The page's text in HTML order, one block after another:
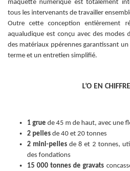
maquette numérique est totalement
tous les intervenants de travailler
Outre cette conception entièrement
aqualudique est conçu avec des modes
des matériaux ppérennes garantissant
terme et un entretien simplifié.
L’O EN
1 grue de 45 m de haut, avec une
2 pelles de 40 et 20 tonnes
2 mini-pelles de 8 et 2 tonnes,
des fondations
15 000 tonnes de gravats